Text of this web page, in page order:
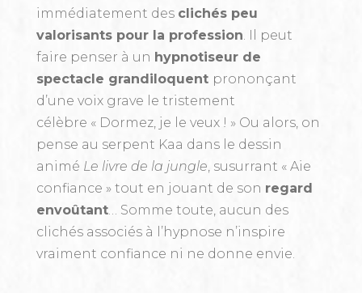
immédiatement des clichés peu
valorisants pour la profession. Il peut
faire penser à un hypnotiseur de
spectacle grandiloquent prononçant
d’une voix grave le tristement
célèbre « Dormez, je le veux ! » Ou alors, on
pense au serpent Kaa dans le dessin
animé Le livre de la jungle, susurrant « Aie
confiance » tout en jouant de son regard
envoûtant… Somme toute, aucun des
clichés associés à l’hypnose n’inspire
vraiment confiance ni ne donne envie.